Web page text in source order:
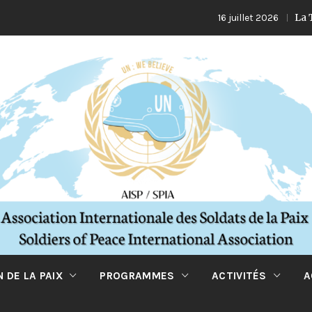
16 juillet 2026 La Turquie
DE LA PAIX PROGRAMMES ACTIVITÉS